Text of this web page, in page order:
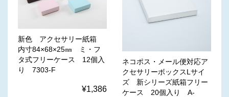
新色 アクセサリー紙箱
内寸84×68×25㎜ ミ・フ
タ式フリーケース 12個入
り 7303-F
¥1,386
ネコポス・メール便対応ア
クセサリーボックスLサイ
ズ 新シリーズ紙箱フリー
ケース 20個入り A-